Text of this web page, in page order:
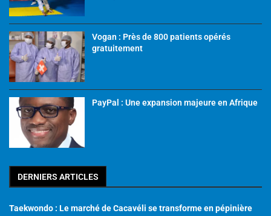
Vogan : Près de 800 patients opérés
gratuitement
PayPal : Une expansion majeure en Afrique
DERNIERS ARTICLES
Taekwondo : Le marché de Cacavéli se transforme en pépinière